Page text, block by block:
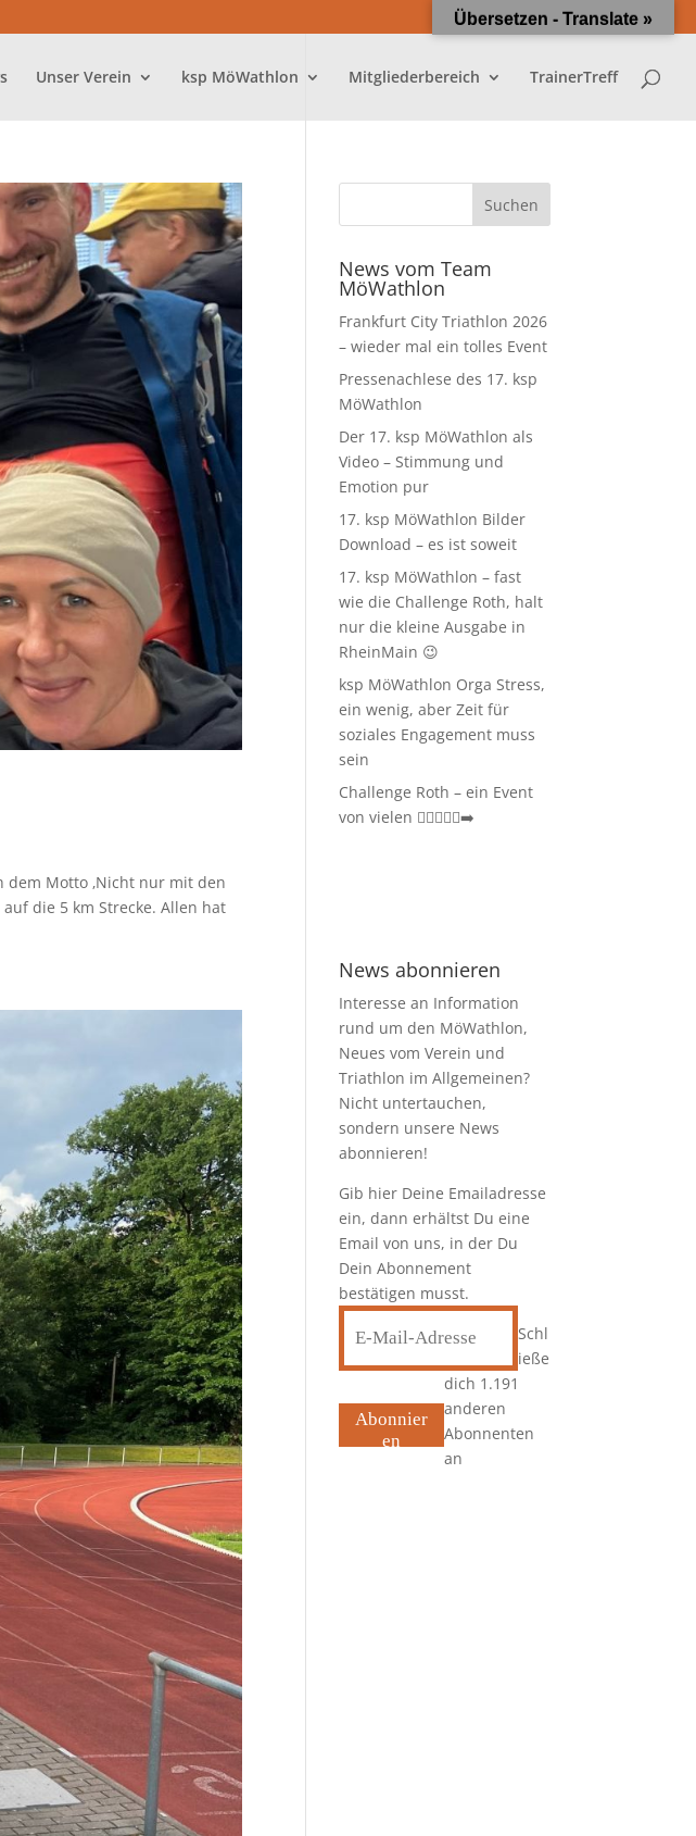
Unser Verein ksp MöWathlon Mitgliederbereich TrainerTreff
dem Motto ‚Nicht nur mit den
die 5 km Strecke. Allen hat
News vom Team
MöWathlon
Frankfurt City Triathlon 2026
– wieder mal ein tolles Event
Pressenachlese des 17. ksp
MöWathlon
Der 17. ksp MöWathlon als
Video – Stimmung und
Emotion pur
17. ksp MöWathlon Bilder
Download – es ist soweit
17. ksp MöWathlon – fast
wie die Challenge Roth, halt
nur die kleine Ausgabe in
RheinMain 😉
ksp MöWathlon Orga Stress,
ein wenig, aber Zeit für
soziales Engagement muss
sein
Challenge Roth – ein Event
von vielen 🏊‍♀️🚴‍♂️🏃‍➡️
News abonnieren
Interesse an Information
rund um den MöWathlon,
Neues vom Verein und
Triathlon im Allgemeinen?
Nicht untertauchen,
sondern unsere News
abonnieren!
Gib hier Deine Emailadresse
ein, dann erhältst Du eine
Email von uns, in der Du
Dein Abonnement
bestätigen musst.
E-
Mail-
Adresse
Abonnier
en
Schl
ieße
dich 1.191
anderen
Abonnenten
an
Übersetzen - Translate »